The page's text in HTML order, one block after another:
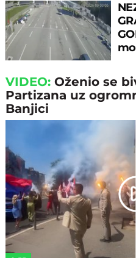
VIDEO:Oženio se
Partizana uz
Banjici